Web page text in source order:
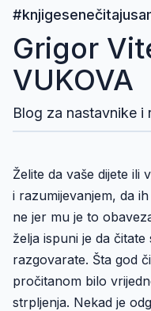
Grigor
VUKOVA
Blog za nastavnike i
Želite da vaše dijete ili
i razumijevanjem, da
ne jer mu je to
želja ispuni je da
razgovarate. Šta god
pročitanom bilo
strpljenja. Nekad je